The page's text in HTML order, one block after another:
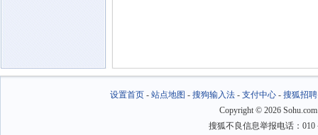
设置首页- 站点地图 - 搜狗输入法- 支付中心- 搜狐招聘
Copyright © 2026
搜狐不良信息举报电话：010